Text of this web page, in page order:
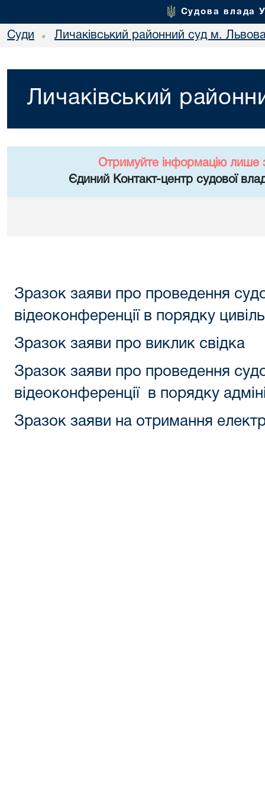
Судова влада
Суди • Личаківський районний суд м.
Личаківський
Отримуйте інформацію лише
Єдиний Контакт-центр судової
Зразок заяви про проведення
відеоконференції в порядку
Зразок заяви про виклик свідка
Зразок заяви про проведення
відеоконференції в порядку
Зразок заяви на отримання